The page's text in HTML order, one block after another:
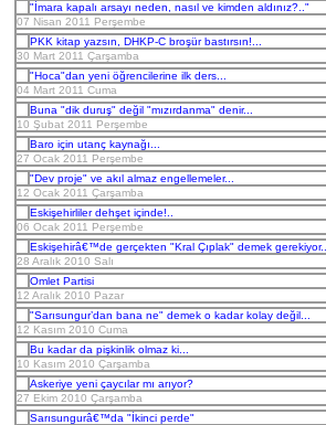
"İmara kapalı arsayı neden, nasıl ve kimden aldınız?.."
07 Nisan 2011 Perşembe
PKK kitap yazsın, DHKP-C broşür bastırsın!...
30 Mart 2011 Çarşamba
"Hoca"dan yeni öğrencilerine ilk ders...
04 Mart 2011 Cuma
Buna "dik duruş" değil "mızırdanma" denir...
10 Şubat 2011 Perşembe
Baro için utanç kaynağı...
27 Ocak 2011 Perşembe
"Dev proje" ve akıl almaz engellemeler...
12 Ocak 2011 Çarşamba
Eskişehirliler dehşet içinde!..
06 Ocak 2011 Perşembe
Eskişehirâ€™de gerçekten "Kral Çıplak" demek gerekiyor...
28 Aralık 2010 Salı
Omlet Partisi
12 Aralık 2010 Pazar
"Sarısungur’dan bana ne" demek o kadar kolay değil...
12 Kasım 2010 Cuma
Bu kadar da pişkinlik olmaz ki...
10 Kasım 2010 Çarşamba
Askeriye yeni çaycılar mı arıyor?
27 Ekim 2010 Çarşamba
Sarısungurâ€™da "İkinci perde"